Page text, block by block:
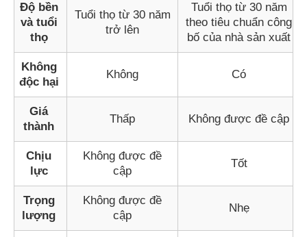
Độ bền
và tuổi
thọ
Tuổi thọ từ 30 năm
trở lên
Tuổi thọ từ 30 năm
theo tiêu chuẩn công
bố của nhà sản xuất
Không
độc hại
Không Có
Giá
thành
Thấp Không được đề cập
Chịu
lực
Không được đề
cập
Tốt
Trọng
lượng
Không được đề
cập
Nhẹ